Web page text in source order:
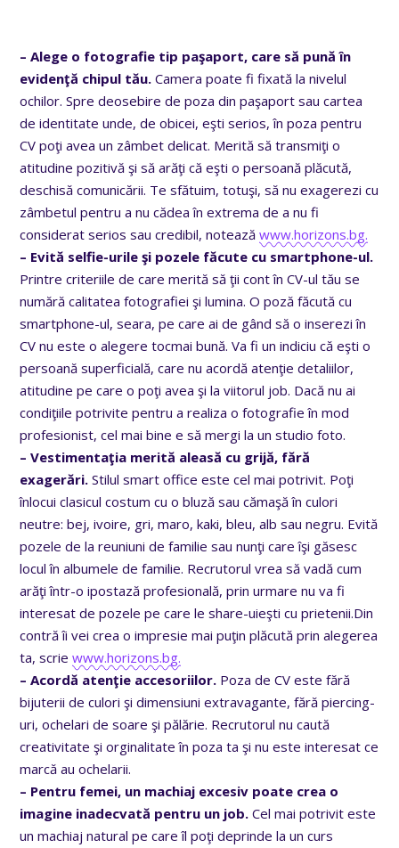
– Alege o fotografie tip paşaport, care să pună în
evidenţă chipul tău. Camera poate fi fixată la nivelul
ochilor. Spre deosebire de poza din paşaport sau cartea
de identitate unde, de obicei, eşti serios, în poza pentru
CV poţi avea un zâmbet delicat. Merită să transmiţi o
atitudine pozitivă şi să arăţi că eşti o persoană plăcută,
deschisă comunicării. Te sfătuim, totuşi, să nu exagerezi cu
zâmbetul pentru a nu cădea în extrema de a nu fi
considerat serios sau credibil, noteazăwww.horizons.bg.
– Evită selfie-urile şi pozele făcute cu smartphone-ul.
Printre criteriile de care merită să ţii cont în CV-ul tău se
numără calitatea fotografiei şi lumina. O poză făcută cu
smartphone-ul, seara, pe care ai de gând să o inserezi în
CV nu este o alegere tocmai bună. Va fi un indiciu că eşti o
persoană superficială, care nu acordă atenţie detaliilor,
atitudine pe care o poţi avea şi la viitorul job. Dacă nu ai
condiţiile potrivite pentru a realiza o fotografie în mod
profesionist, cel mai bine e să mergi la un studio foto.
– Vestimentaţia merită aleasă cu grijă, fără
exagerări. Stilul smart office este cel mai potrivit. Poţi
înlocui clasicul costum cu o bluză sau cămaşă în culori
neutre: bej, ivoire, gri, maro, kaki, bleu, alb sau negru. Evită
pozele de la reuniuni de familie sau nunţi care îşi găsesc
locul în albumele de familie. Recrutorul vrea să vadă cum
arăţi într-o ipostază profesională, prin urmare nu va fi
interesat de pozele pe care le share-uieşti cu prietenii.Din
contră îi vei crea o impresie mai puţin plăcută prin alegerea
ta, scriewww.horizons.bg.
– Acordă atenţie accesoriilor. Poza de CV este fără
bijuterii de culori şi dimensiuni extravagante, fără piercing-
uri, ochelari de soare şi pălărie. Recrutorul nu caută
creativitate şi orginalitate în poza ta şi nu este interesat ce
marcă au ochelarii.
– Pentru femei, un machiaj excesiv poate crea o
imagine inadecvată pentru un job. Cel mai potrivit este
un machiaj natural pe care îl poţi deprinde la un curs